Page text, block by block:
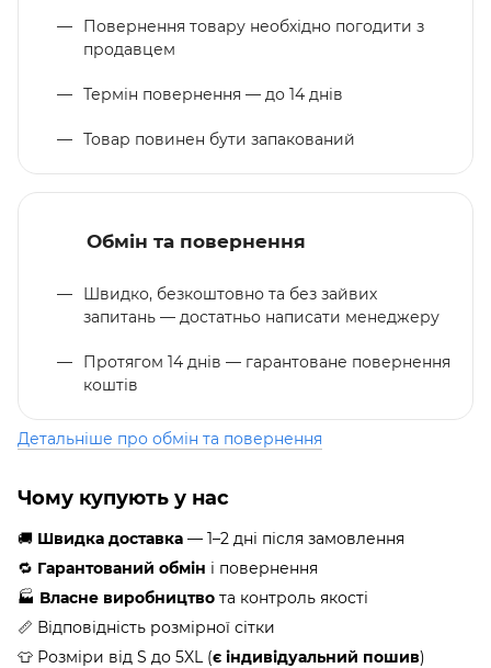
Повернення товару необхідно погодити з
продавцем
Термін повернення — до 14 днів
Товар повинен бути запакований
Обмін та повернення
Швидко, безкоштовно та без зайвих
запитань — достатньо написати менеджеру
Протягом 14 днів — гарантоване повернення
коштів
Детальніше про обмін та повернення
Чому купують у нас
🚚 Швидка доставка — 1–2 дні після замовлення
🔁 Гарантований обмін і повернення
🏭 Власне виробництво та контроль якості
📏 Відповідність розмірної сітки
👕 Розміри від S до 5XL (є індивідуальний пошив)